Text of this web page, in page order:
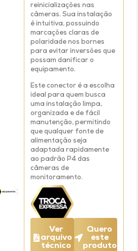
reinicializações nas
câmeras. Sua instalação
é intuitiva, possuindo
marcações claras de
polaridade nos bornes
para evitar inversões que
possam danificar o
equipamento.
Este conector é a escolha
ideal para quem busca
uma instalação limpa,
organizada e de fácil
manutenção, permitindo
que qualquer fonte de
alimentação seja
adaptada rapidamente
ao padrão P4 das
câmeras de
monitoramento.
Ver
arquivo
técnico
Quero
este
produto